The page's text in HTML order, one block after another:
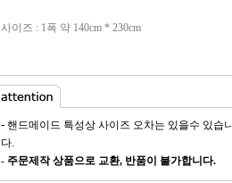
사이즈 : 1폭 약 140cm * 230cm
- 핸드메이드 특성상 사이즈 오차는 있을수 있습니
다.
- 주문제작 상품으로 교환, 반품이 불가합니다.